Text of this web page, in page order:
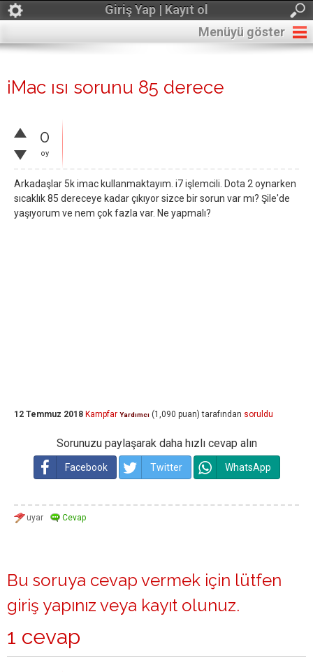
Giriş Yap | Kayıt ol
Menüyü göster
iMac ısı sorunu 85 derece
0
oy
Arkadaşlar 5k imac kullanmaktayım. i7 işlemcili. Dota 2 oynarken
sıcaklık 85 dereceye kadar çıkıyor sizce bir sorun var mı? Şile'de
yaşıyorum ve nem çok fazla var. Ne yapmalı?
12 Temmuz 2018 Kampfar Yardımcı (1,090 puan) tarafından soruldu
Sorunuzu paylaşarak daha hızlı cevap alın
Facebook Twitter WhatsApp
Bu soruya cevap vermek için lütfen
giriş yapınız veya kayıt olunuz.
1 cevap